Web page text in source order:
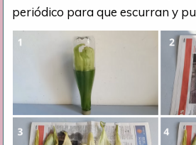
periódico para que escurran y